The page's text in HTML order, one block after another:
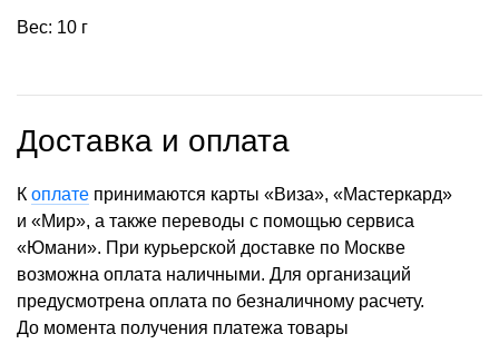
Вес: 10 г
Доставка и оплата
К оплате принимаются карты «Виза», «Мастеркард»
и «Мир», а также переводы с помощью сервиса
«Юмани». При курьерской доставке по Москве
возможна оплата наличными. Для организаций
предусмотрена оплата по безналичному расчету.
До момента получения платежа товары